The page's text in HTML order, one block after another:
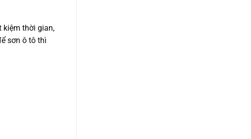
kiệm thời gian,
sơn ô tô thì